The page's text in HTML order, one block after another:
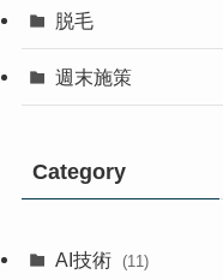
脱毛
週末施策
Category
AI技術 (11)